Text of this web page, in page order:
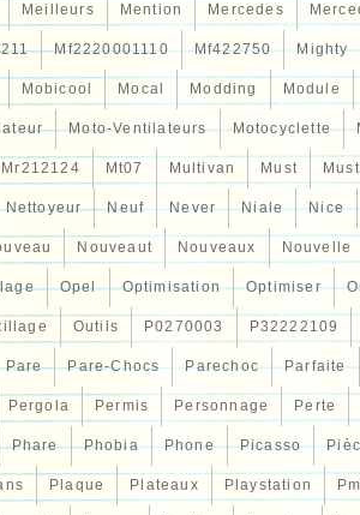
Meilleurs Mention Mercedes
Mf2220001110 Mf422750 Mighty
Mobicool Mocal Modding Module
Moto-Ventilateurs Motocyclette
Mr212124 Mt07 Multivan Must
Nettoyeur Neuf Never Niale Nice
Nouveaut Nouveaux Nouvelle
Opel Optimisation Optimiser
Outils P0270003 P32222109
Pare Pare-Chocs Parechoc Parfaite
Pergola Permis Personnage Perte
Phare Phobia Phone Picasso
Plaque Plateaux Playstation